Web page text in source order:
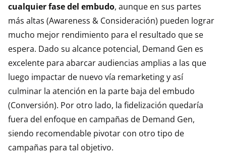
cualquier fase del embudo, aunque en sus partes
más altas (Awareness & Consideración) pueden lograr
mucho mejor rendimiento para el resultado que se
espera. Dado su alcance potencial, Demand Gen es
excelente para abarcar audiencias amplias a las que
luego impactar de nuevo vía remarketing y así
culminar la atención en la parte baja del embudo
(Conversión). Por otro lado, la fidelización quedaría
fuera del enfoque en campañas de Demand Gen,
siendo recomendable pivotar con otro tipo de
campañas para tal objetivo.